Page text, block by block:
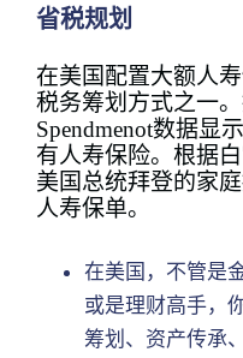
省税规划
在美国配置大额人
税务筹划方式之一
Spendmenot数据显
有人寿保险。根据
美国总统拜登的家
人寿保单。
在美国，不管是
或是理财高手，
筹划、资产传承